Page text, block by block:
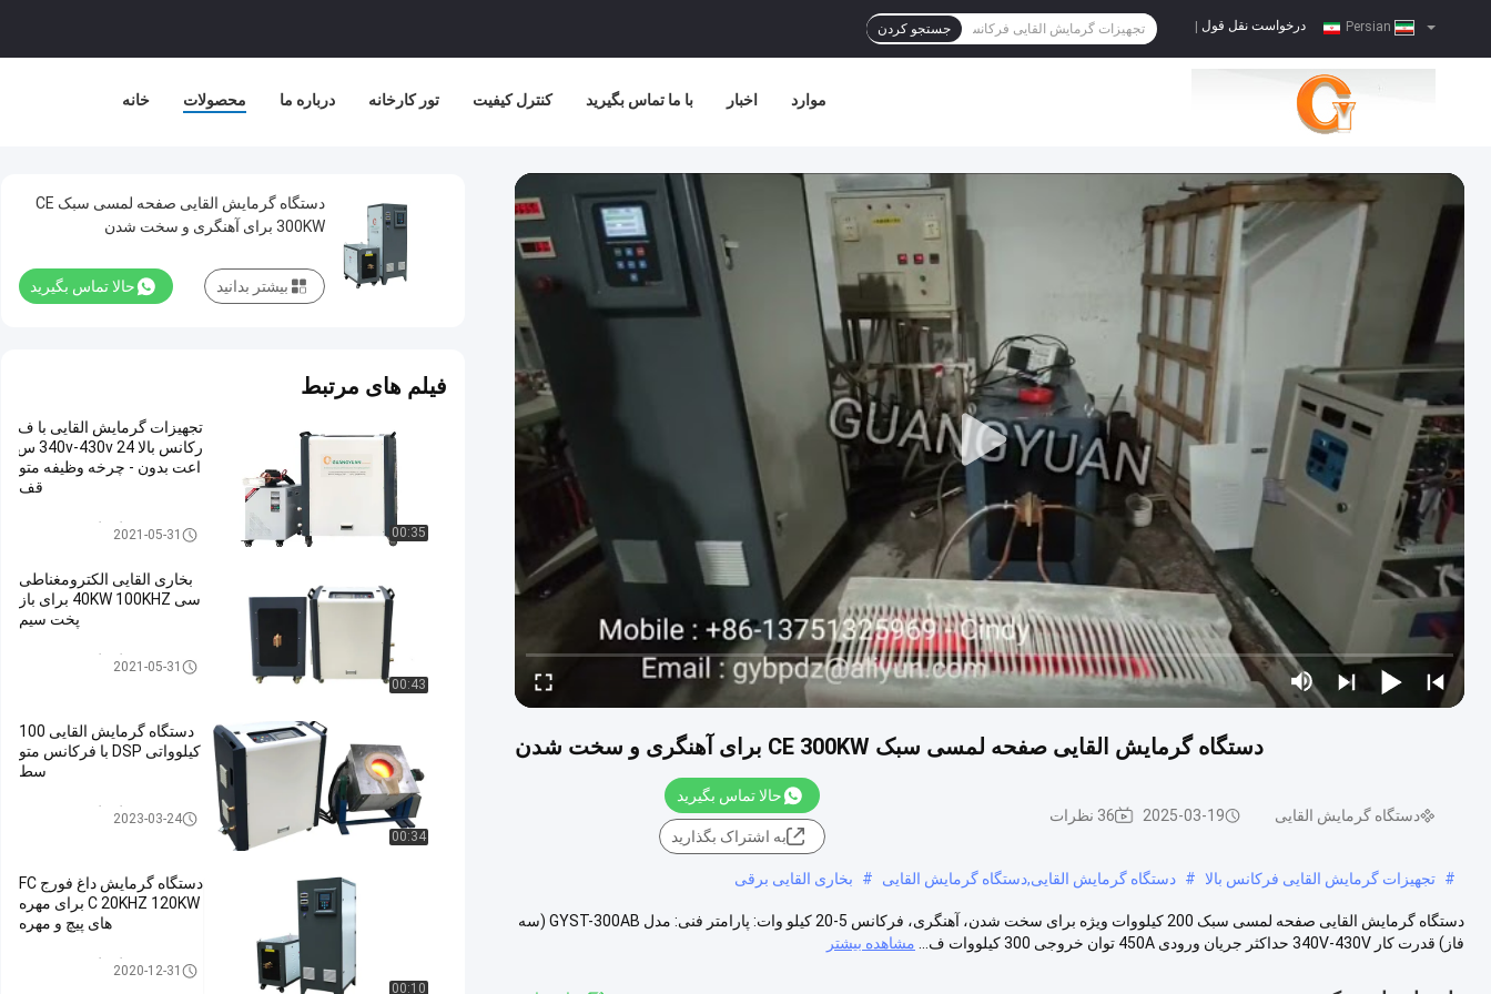
درخواست نقل قول جستجو کردن
خانه محصولات درباره ما تور کارخانه کنترل کیفیت با ما تماس بگیرید اخبار موارد
دستگاه گرمایش القایی صفحه لمسی سبک CE 300KW برای آهنگری و سخت شدن
دستگاه گرمایش القایی 2025-03-19 36 نظرات
حالا تماس بگیرید
به اشتراک بگذارید
# تجهیزات گرمایش القایی فرکانس بالا # دستگاه گرمایش القایی,دستگاه گرمایش القایی # بخاری القایی برقی
دستگاه گرمایش القایی صفحه لمسی سبک 200 کیلووات ویژه برای سخت شدن، آهنگری، فرکانس 5-20 کیلو وات: پارامتر فنی: مدل GYST-300AB (سه
فاز) قدرت کار 340V-430V حداکثر جریان ورودی 450A توان خروجی 300 کیلووات ف...
مشاهده بیشتر
دستگاه گرمایش القایی صفحه لمسی سبک CE
300KW برای آهنگری و سخت شدن
حالا تماس بگیرید بیشتر بدانید
فیلم های مرتبط
00:35
تجهیزات گرمایش القایی با ف
رکانس بالا 340v-430v 24 س
اعت بدون - چرخه وظیفه متو
قف
دستگاه گرمایش القایی2021-05-31
00:43
بخاری القایی الکترومغناطی
سی 40KW 100KHZ برای باز
پخت سیم
دستگاه گرمایش القایی2021-05-31
00:34
دستگاه گرمایش القایی 100
کیلوواتی DSP با فرکانس متو
سط
دستگاه گرمایش القایی2023-03-24
00:10
دستگاه گرمایش داغ فورج FC
C 20KHZ 120KW برای مهره
های پیچ و مهره
دستگاه گرمایش القایی2020-12-31